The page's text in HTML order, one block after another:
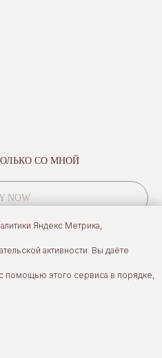
СО МНОЙ
NOW
Яндекс Метрика,
активности. Вы даёте
помощью этого сервиса в порядке,